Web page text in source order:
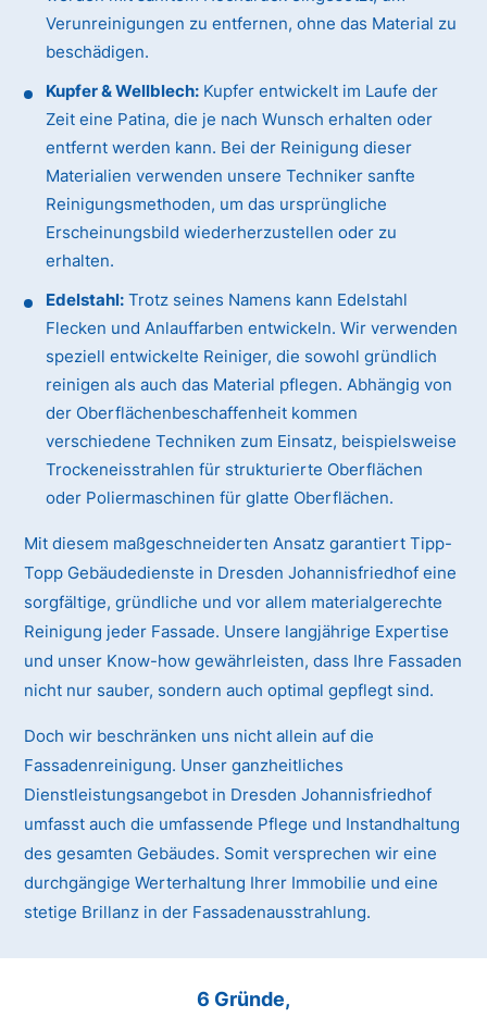
Verunreinigungen zu entfernen, ohne das Material zu
beschädigen.
Kupfer & Wellblech: Kupfer entwickelt im Laufe der
Zeit eine Patina, die je nach Wunsch erhalten oder
entfernt werden kann. Bei der Reinigung dieser
Materialien verwenden unsere Techniker sanfte
Reinigungsmethoden, um das ursprüngliche
Erscheinungsbild wiederherzustellen oder zu
erhalten.
Edelstahl: Trotz seines Namens kann Edelstahl
Flecken und Anlauffarben entwickeln. Wir verwenden
speziell entwickelte Reiniger, die sowohl gründlich
reinigen als auch das Material pflegen. Abhängig von
der Oberflächenbeschaffenheit kommen
verschiedene Techniken zum Einsatz, beispielsweise
Trockeneisstrahlen für strukturierte Oberflächen
oder Poliermaschinen für glatte Oberflächen.
Mit diesem maßgeschneiderten Ansatz garantiert Tipp-
Topp Gebäudedienste in Dresden Johannisfriedhof eine
sorgfältige, gründliche und vor allem materialgerechte
Reinigung jeder Fassade. Unsere langjährige Expertise
und unser Know-how gewährleisten, dass Ihre Fassaden
nicht nur sauber, sondern auch optimal gepflegt sind.
Doch wir beschränken uns nicht allein auf die
Fassadenreinigung. Unser ganzheitliches
Dienstleistungsangebot in Dresden Johannisfriedhof
umfasst auch die umfassende Pflege und Instandhaltung
des gesamten Gebäudes. Somit versprechen wir eine
durchgängige Werterhaltung Ihrer Immobilie und eine
stetige Brillanz in der Fassadenausstrahlung.
6 Gründe,